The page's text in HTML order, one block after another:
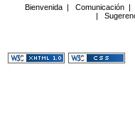
Bienvenida | Comunicación |
|